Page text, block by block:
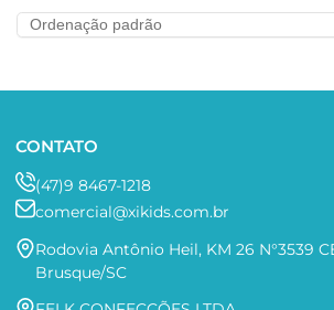
CONTATO
(47)9 8467-1218
comercial@xikids.com.br
Rodovia Antônio Heil, KM 26 N°3539
Brusque/SC